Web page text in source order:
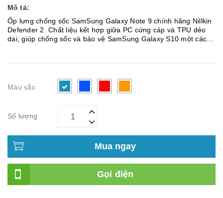
Mô tả:
Ốp lưng chống sốc SamSung Galaxy Note 9 chính hãng Nillkin
Defender 2. Chất liệu kết hợp giữa PC cứng cáp và TPU dẻo
dai, giúp chống sốc và bảo vệ SamSung Galaxy S10 một cách
Màu sắc
Số lượng
Mua ngay
Gọi điện